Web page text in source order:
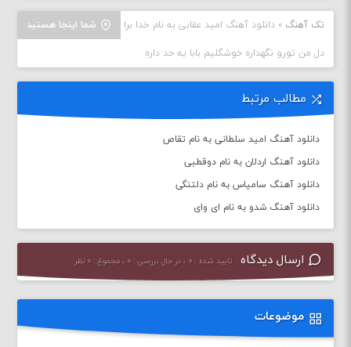
شما اینجا هستید تک آهنگ »دانلود آهنگ امید عقابی به نام خدا برا
دل من تورو نگهداره خوشگلیم‌ بابا یه حد داره
مطالب مرتبط
دانلود آهنگ امید سلطانی به نام تقاص
دانلود آهنگ اردلان به نام دوقطبی
دانلود آهنگ سامیاس به نام دلتنگی
دانلود آهنگ شدو به نام ای وای
ارسال دیدگاه تایید شده : ۰ ، در حال بررسی : ۰ ، مجموع : ۰ نظر
موضوعات